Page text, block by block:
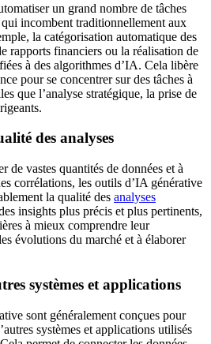
un grand nombre de tâches
incombent traditionnellement aux
la catégorisation automatique des
rapports financiers ou la réalisation de
à des algorithmes d’IA. Cela libère
pour se concentrer sur des tâches à
que l’analyse stratégique, la prise de
des analyses
de vastes quantités de données et à
corrélations, les outils d’IA générative
la qualité des analyses
insights plus précis et plus pertinents,
à mieux comprendre leur
évolutions du marché et à élaborer
systèmes et applications
sont généralement conçues pour
systèmes et applications utilisés